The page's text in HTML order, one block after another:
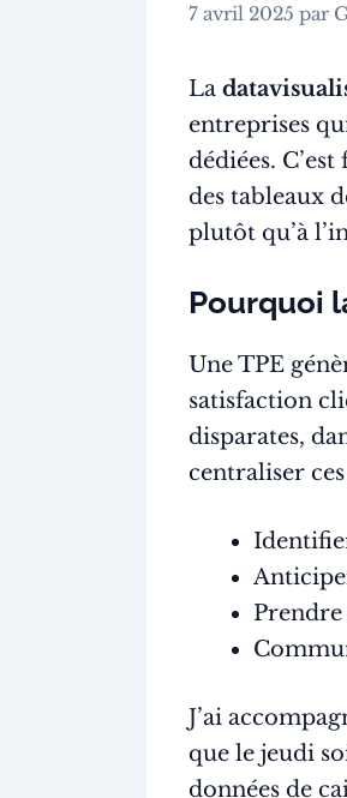
7 avril 2025 par
La
entreprises
dédiées.
des tableaux
plutôt qu’à
Pourquoi
Une TPE
satisfaction
disparates,
centraliser
Prendre
J’ai
que le jeudi
données de